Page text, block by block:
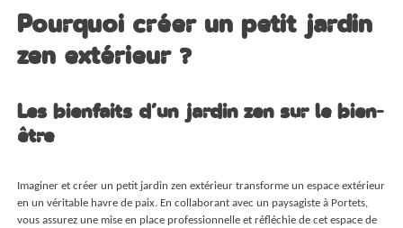
Pourquoi créer un petit jardin
zen extérieur ?
Les bienfaits d’un jardin zen sur le bien-
être
Imaginer et créer un petit jardin zen extérieur transforme un espace extérieur
en un véritable havre de paix. En collaborant avec un paysagiste à Portets,
vous assurez une mise en place professionnelle et réfléchie de cet espace de